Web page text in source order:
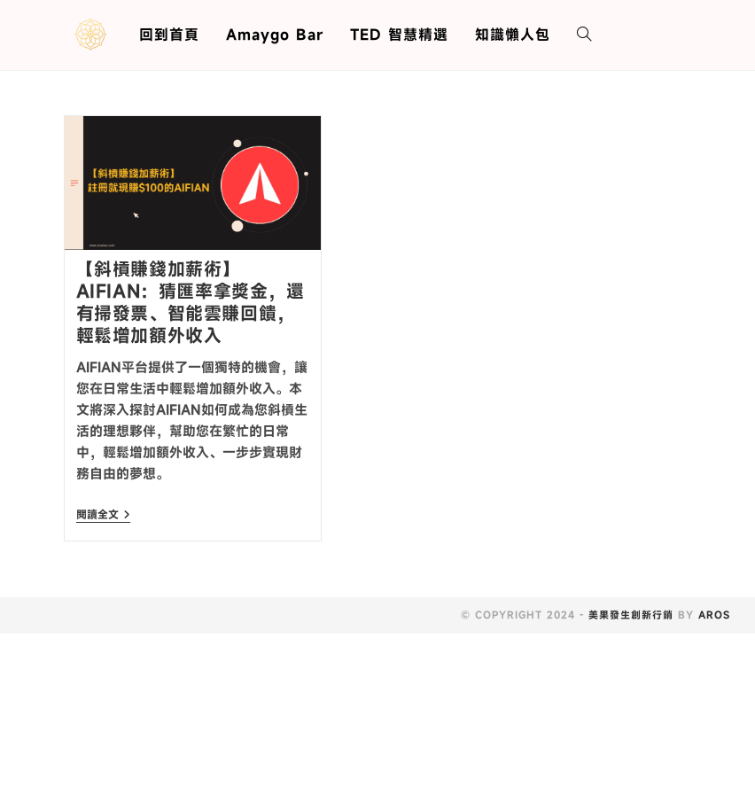
回到首頁 Amaygo Bar TED 智慧精選 知識懶人包
【斜槓賺錢加薪術】
AIFIAN：猜匯率拿獎金，還
有掃發票、智能雲賺回饋，
輕鬆增加額外收入
AIFIAN平台提供了一個獨特的機會，讓
您在日常生活中輕鬆增加額外收入。本
文將深入探討AIFIAN如何成為您斜槓生
活的理想夥伴，幫助您在繁忙的日常
中，輕鬆增加額外收入、一步步實現財
務自由的夢想。
閱讀全文
© COPYRIGHT 2024 - 美果發生創新行銷 BY AROS